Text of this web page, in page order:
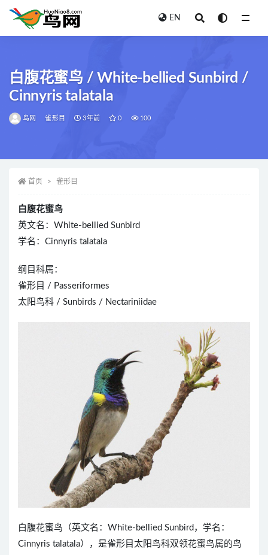
EN
白腹花蜜鸟 / White-bellied Sunbird /
Cinnyris talatala
鸟网 雀形目 3年前 0 100
首页 雀形目
白腹花蜜鸟
英文名：White-bellied Sunbird
学名：Cinnyris talatala
纲目科属：
雀形目 / Passeriformes
太阳鸟科 / Sunbirds / Nectariniidae
白腹花蜜鸟（英文名：White-bellied Sunbird，学名：
Cinnyris talatala），是雀形目太阳鸟科双领花蜜鸟属的鸟